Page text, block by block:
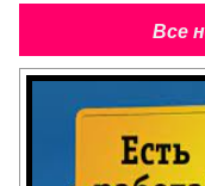
Все